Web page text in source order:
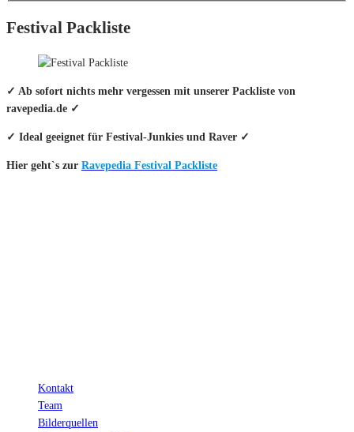
Festival Packliste
✓ Ab sofort nichts mehr vergessen mit unserer Packliste von
ravepedia.de ✓
✓ Ideal geeignet für Festival-Junkies und Raver ✓
Hier geht`s zur Ravepedia Festival Packliste
Kontakt
Team
Bilderquellen